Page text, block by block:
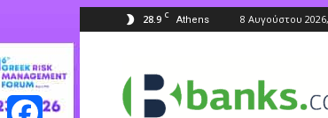
28.9 C Athens 8 Αυγούστου